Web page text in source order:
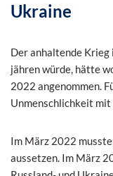
Ukraine
Der anhaltende Krieg
jähren würde, hätte
2022 angenommen.
Unmenschlichkeit mit
Im März 2022
aussetzen. Im März